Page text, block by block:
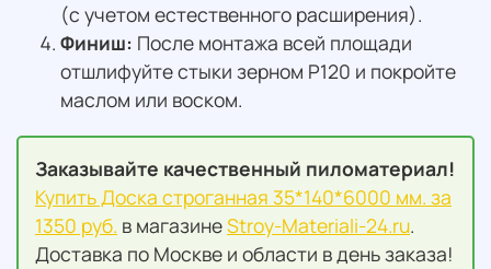
(с учетом естественного расширения).
Финиш: После монтажа всей площади
отшлифуйте стыки зерном P120 и покройте
маслом или воском.
Заказывайте качественный пиломатериал!
Купить Доска строганная 35*140*6000 мм. за
1350 руб. в магазинеStroy-Materiali-24.ru.
Доставка по Москве и области в день заказа!